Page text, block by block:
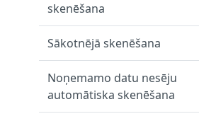
skenēšana
Sākotnējā skenēšana
Noņemamo datu nesēju
automātiska skenēšana